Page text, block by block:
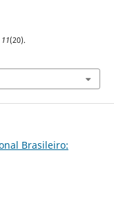
11(20).
Brasileiro: